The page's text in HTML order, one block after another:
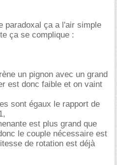
paradoxal ça a l'air simple
ça se complique :
un pignon avec un grand
est donc faible et on vaint
sont égaux le rapport de
est plus grand que
le couple nécessaire est
de rotation est déjà